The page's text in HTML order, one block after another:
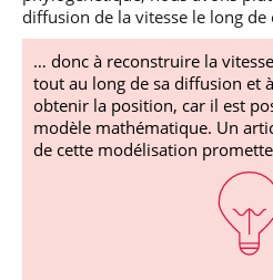
diffusion de la vitesse le long
… donc à reconstruire la
tout au long de sa diffusion et
obtenir la position, car il est
modèle mathématique. Un
de cette modélisation